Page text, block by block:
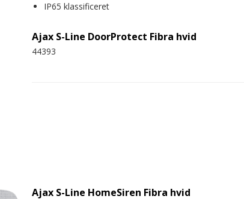
IP65 klassificeret
Ajax S-Line DoorProtect Fibra hvid
44393
Ajax S-Line HomeSiren Fibra hvid